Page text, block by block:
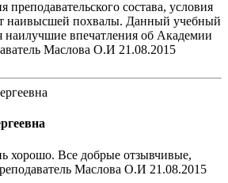
состава, условия
наивысшей похвалы. Данный учебный
наилучшие впечатления об Академии
Маслова О.И 21.08.2015
хорошо. Все добрые отзывчивые,
Маслова О.И 21.08.2015